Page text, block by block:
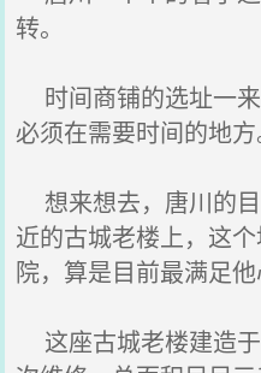
转。
时间商铺的选址一
必须在需要时间的地方
想来想去，唐川的
近的古城老楼上，这
院，算是目前最满足他
这座古城老楼建造